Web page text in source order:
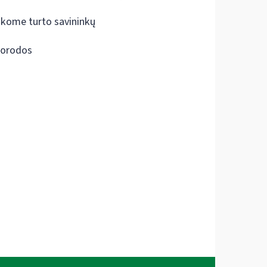
turto savininkų